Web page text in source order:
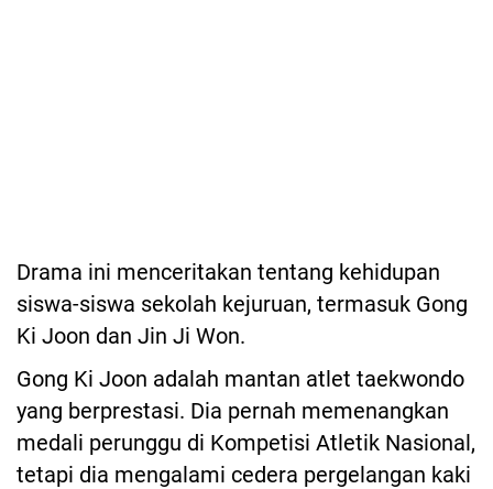
Drama ini menceritakan tentang kehidupan
siswa-siswa sekolah kejuruan, termasuk Gong
Ki Joon dan Jin Ji Won.
Gong Ki Joon adalah mantan atlet taekwondo
yang berprestasi. Dia pernah memenangkan
medali perunggu di Kompetisi Atletik Nasional,
tetapi dia mengalami cedera pergelangan kaki